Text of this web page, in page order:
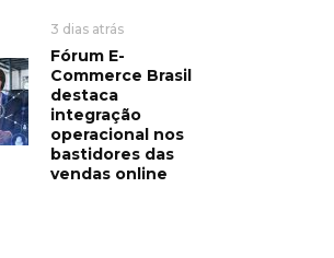
3 dias atrás
Fórum E-
Commerce Brasil
destaca
integração
operacional nos
bastidores das
vendas online